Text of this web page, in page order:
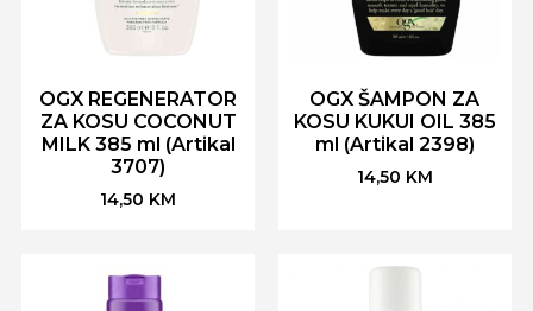
OGX REGENERATOR
ZA KOSU COCONUT
MILK 385 ml (Artikal
3707)
14,50 KM
OGX ŠAMPON ZA
KOSU KUKUI OIL 385
ml (Artikal 2398)
14,50 KM